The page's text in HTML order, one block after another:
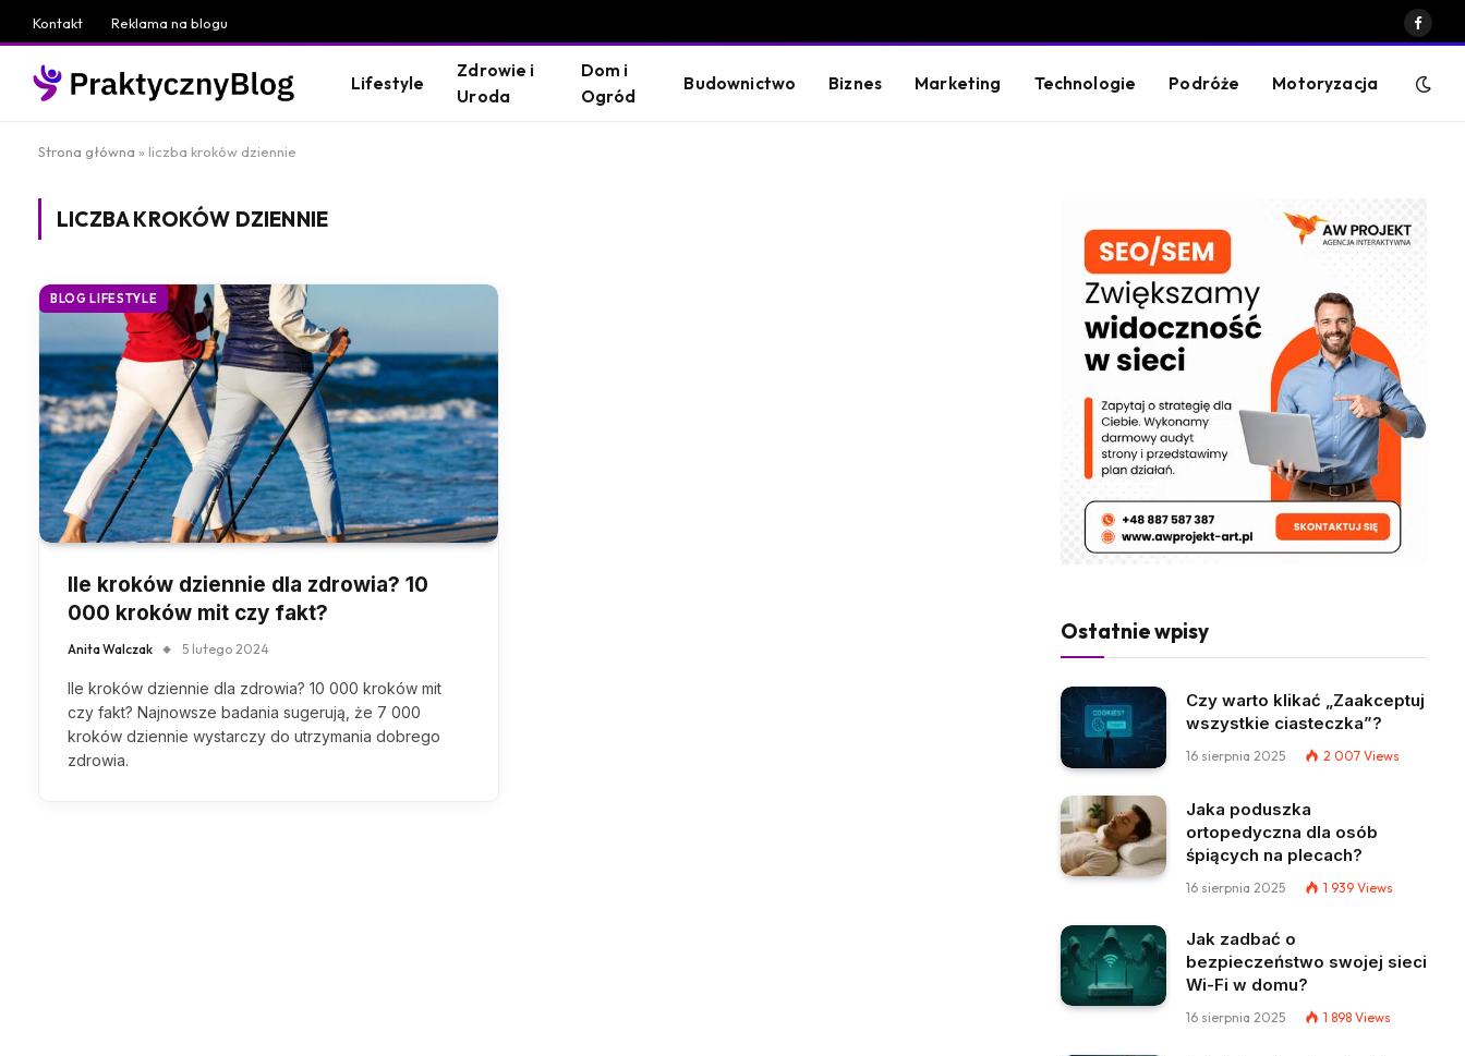
Kontakt Reklama na blogu
Lifestyle
Zdrowie i
Uroda
Dom i
Ogród
Budownictwo Biznes Marketing Technologie Podróże Motoryzacja
Strona główna » liczba kroków dziennie
LICZBA KROKÓW DZIENNIE
BLOG LIFESTYLE
Ile kroków dziennie dla zdrowia? 10
000 kroków mit czy fakt?
Anita Walczak 5 lutego 2024
Ile kroków dziennie dla zdrowia? 10 000 kroków mit
czy fakt? Najnowsze badania sugerują, że 7 000
kroków dziennie wystarczy do utrzymania dobrego
zdrowia.
Ostatnie wpisy
Czy warto klikać „Zaakceptuj
wszystkie ciasteczka”?
16 sierpnia 2025 2 007 Views
Jaka poduszka
ortopedyczna dla osób
śpiących na plecach?
16 sierpnia 2025 1 939 Views
Jak zadbać o
bezpieczeństwo swojej sieci
Wi-Fi w domu?
16 sierpnia 2025 1 898 Views